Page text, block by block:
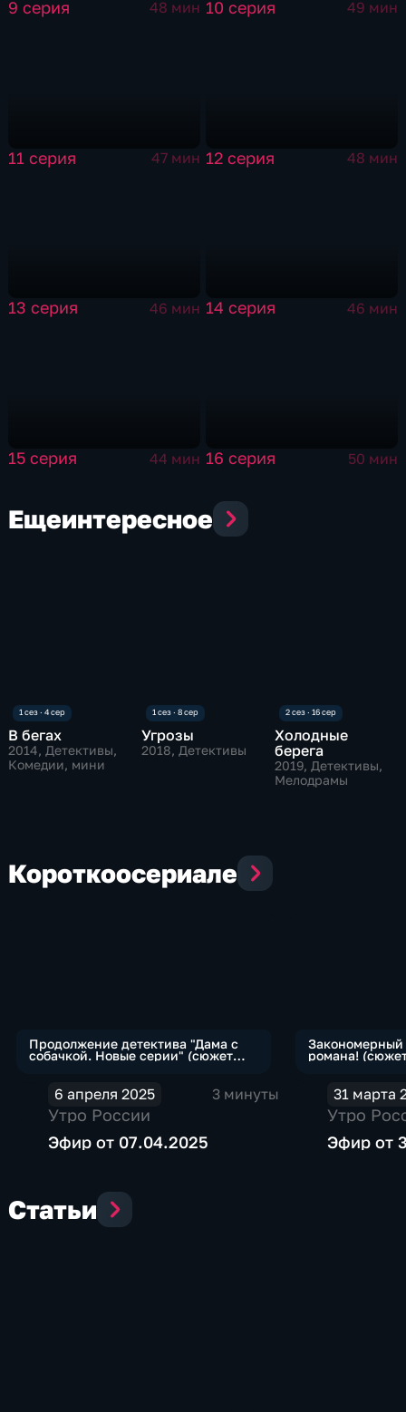
9 серия 48 мин 10 серия 49 мин
11 серия 47 мин 12 серия 48 мин
13 серия 46 мин 14 серия 46 мин
15 серия 44 мин 16 серия 50 мин
Ещеинтересное
В бегах
2014, Детективы,
Комедии, мини
Угрозы
2018, Детективы
Холодные
берега
2019, Детективы,
Мелодрамы
Короткоосериале
Продолжение детектива "Дама с
собачкой. Новые серии" (сюжет
6 апреля 2025 3 минуты
Утро России
Эфир от 07.04.2025
Закономерный
романа!
31 марта
Утро
Эфир от
Статьи